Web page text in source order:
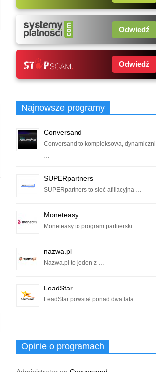
Odwiedź
Odwiedź
Najnowsze programy
Conversand
Conversand to kompleksowa,
…
SUPERpartners
SUPERpartners to sieć afiliacyjna …
Moneteasy
Moneteasy to program partnerski …
nazwa.pl
Nazwa.pl to jeden z …
LeadStar
LeadStar powstał ponad dwa lata …
Opinie o programach